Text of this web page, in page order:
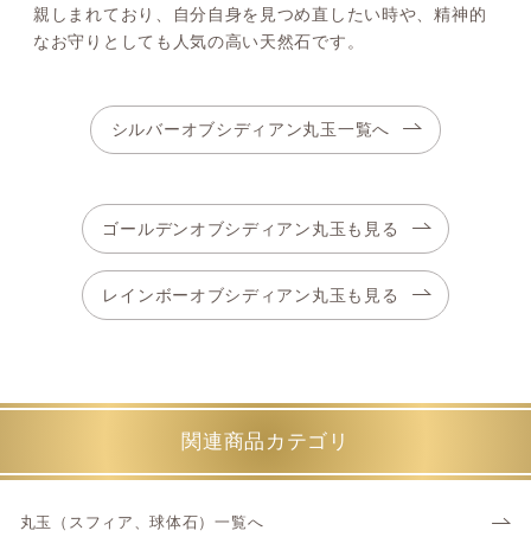
親しまれており、自分自身を見つめ直したい時や、精神的
なお守りとしても人気の高い天然石です。
シルバーオブシディアン丸玉一覧へ
ゴールデンオブシディアン丸玉も見る
レインボーオブシディアン丸玉も見る
関連商品カテゴリ
丸玉（スフィア、球体石）一覧へ